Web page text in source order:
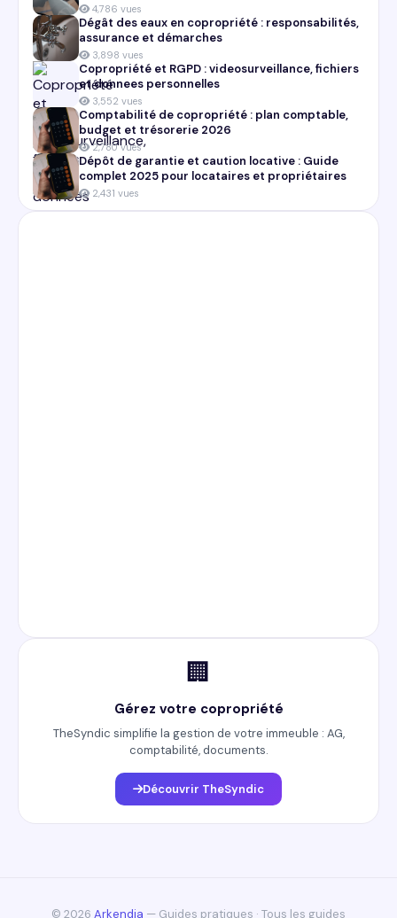
4,786 vues
Dégât des eaux en copropriété : responsabilités,
assurance et démarches
3,898 vues
Copropriété et RGPD : videosurveillance, fichiers
et donnees personnelles
3,552 vues
Comptabilité de copropriété : plan comptable,
budget et trésorerie 2026
2,780 vues
Dépôt de garantie et caution locative : Guide
complet 2025 pour locataires et propriétaires
2,431 vues
🏢
Gérez votre copropriété
TheSyndic simplifie la gestion de votre immeuble : AG,
comptabilité, documents.
Découvrir TheSyndic
© 2026 Arkendia — Guides pratiques · Tous les guides